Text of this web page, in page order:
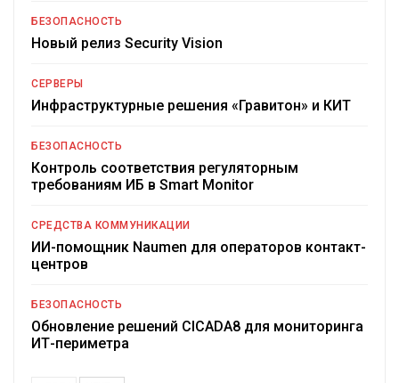
БЕЗОПАСНОСТЬ
Новый релиз Security Vision
СЕРВЕРЫ
Инфраструктурные решения «Гравитон» и КИТ
БЕЗОПАСНОСТЬ
Контроль соответствия регуляторным
требованиям ИБ в Smart Monitor
СРЕДСТВА КОММУНИКАЦИИ
ИИ-помощник Naumen для операторов контакт-
центров
БЕЗОПАСНОСТЬ
Обновление решений CICADA8 для мониторинга
ИТ-периметра